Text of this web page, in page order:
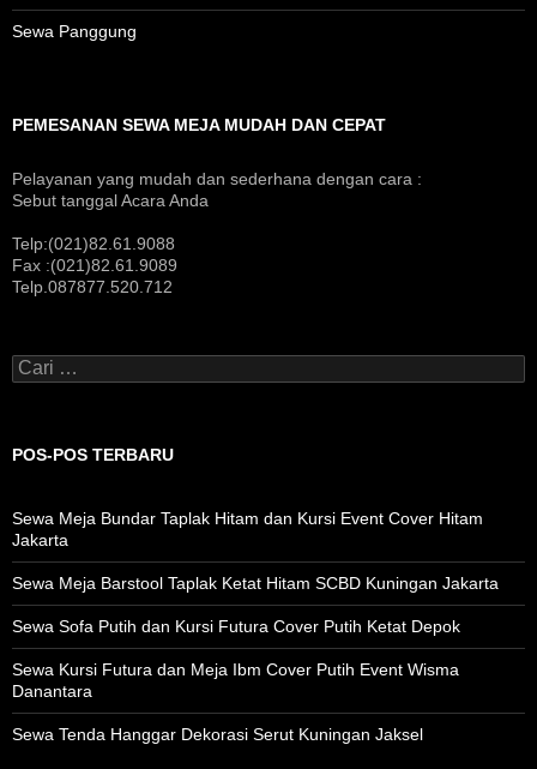
Sewa Panggung
PEMESANAN SEWA MEJA MUDAH DAN CEPAT
Pelayanan yang mudah dan sederhana dengan cara :
Sebut tanggal Acara Anda
Telp:(021)82.61.9088
Fax :(021)82.61.9089
Telp.087877.520.712
Cari
untuk:
POS-POS TERBARU
Sewa Meja Bundar Taplak Hitam dan Kursi Event Cover Hitam
Jakarta
Sewa Meja Barstool Taplak Ketat Hitam SCBD Kuningan Jakarta
Sewa Sofa Putih dan Kursi Futura Cover Putih Ketat Depok
Sewa Kursi Futura dan Meja Ibm Cover Putih Event Wisma
Danantara
Sewa Tenda Hanggar Dekorasi Serut Kuningan Jaksel